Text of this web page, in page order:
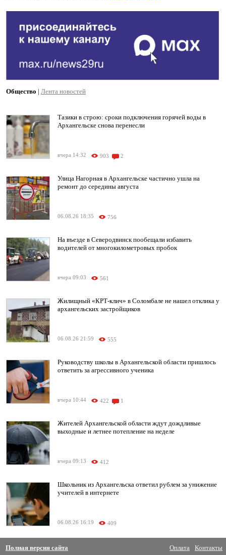
Общество | Лента новостей
Тазики в строю: сроки подключения горячей воды в
Архангельске снова перенесли
вчера 14:32 903 2
Улица Нагорная в Архангельске частично ушла на
ремонт до середины августа
06.08.26 18:35 756
На въезде в Северодвинск пообещали избавить
водителей от многокилометровых пробок
вчера 09:03 561
Жилищный «КРТ-клич» в Соломбале не нашел отклика у
архангельских застройщиков
06.08.26 21:59 555
Руководству школы в Архангельской области пришлось
ответить за агрессивного ученика
вчера 10:44 422 1
Жителей Архангельской области ждут дождливые
выходные и летнее потепление на неделе
вчера 09:13 412
Школьник из Архангельска ответил рублем за унижение
учителей в интернете
06.08.26 16:19 409
Полная версия сайта Оплата Контакты